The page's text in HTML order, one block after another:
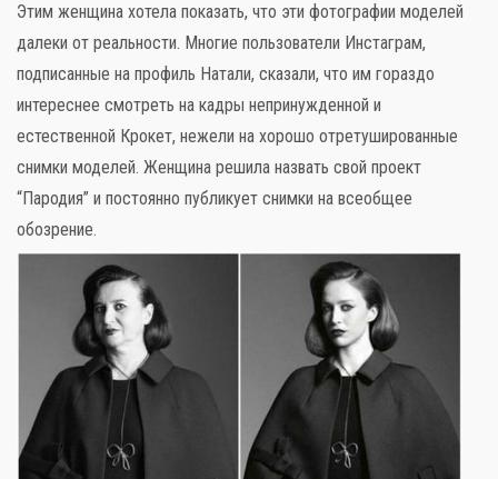
Детская литература
Полезный досуг
Карта
Этим женщина хотела показать, что эти фотографии моделей
далеки от реальности. Многие пользователи Инстаграм,
подписанные на профиль Натали, сказали, что им гораздо
интереснее смотреть на кадры непринужденной и
естественной Крокет, нежели на хорошо отретушированные
снимки моделей. Женщина решила назвать свой проект
“Пародия” и постоянно публикует снимки на всеобщее
обозрение.